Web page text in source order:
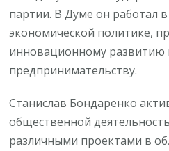
партии. В Думе он работал
экономической политике,
инновационному развитию
предпринимательству.
Станислав Бондаренко
общественной
различными проектами в